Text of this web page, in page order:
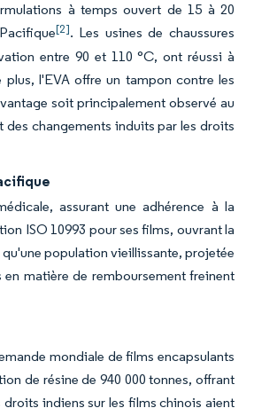
à temps ouvert de 15 à 20
[2]. Les usines de chaussures
entre 90 et 110 °C, ont réussi à
l'EVA offre un tampon contre les
soit principalement observé au
changements induits par les droits
assurant une adhérence à la
ISO 10993 pour ses films, ouvrant la
population vieillissante, projetée
en matière de remboursement freinent
mondiale de films encapsulants
de résine de 940 000 tonnes, offrant
indiens sur les films chinois aient